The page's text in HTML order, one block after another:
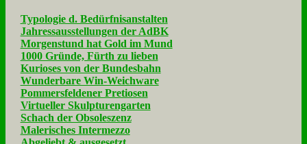
Typologie d. Bedürfnisanstalten
Jahressausstellungen der AdBK
Morgenstund hat Gold im Mund
1000 Gründe, Fürth zu lieben
Kurioses von der Bundesbahn
Wunderbare Win-Weichware
Pommersfeldener Pretiosen
Virtueller Skulpturengarten
Schach der Obsoleszenz
Malerisches Intermezzo